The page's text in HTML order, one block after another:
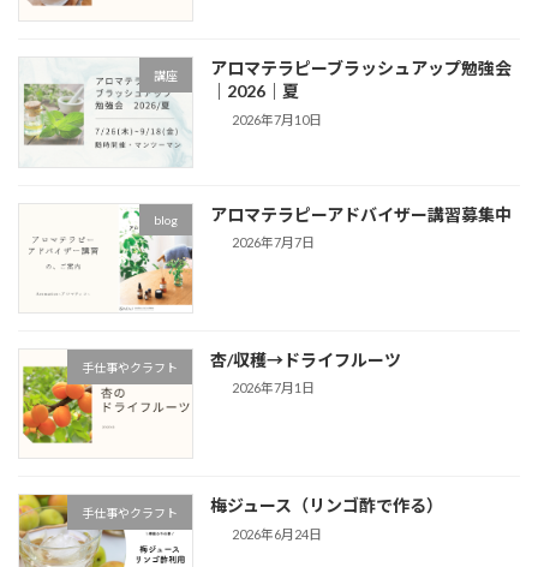
講座
アロマテラピーブラッシュアップ勉強会
｜2026｜夏
2026年7月10日
blog アロマテラピーアドバイザー講習募集中
2026年7月7日
手仕事やクラフト 杏/収穫→ドライフルーツ
2026年7月1日
手仕事やクラフト 梅ジュース（リンゴ酢で作る）
2026年6月24日